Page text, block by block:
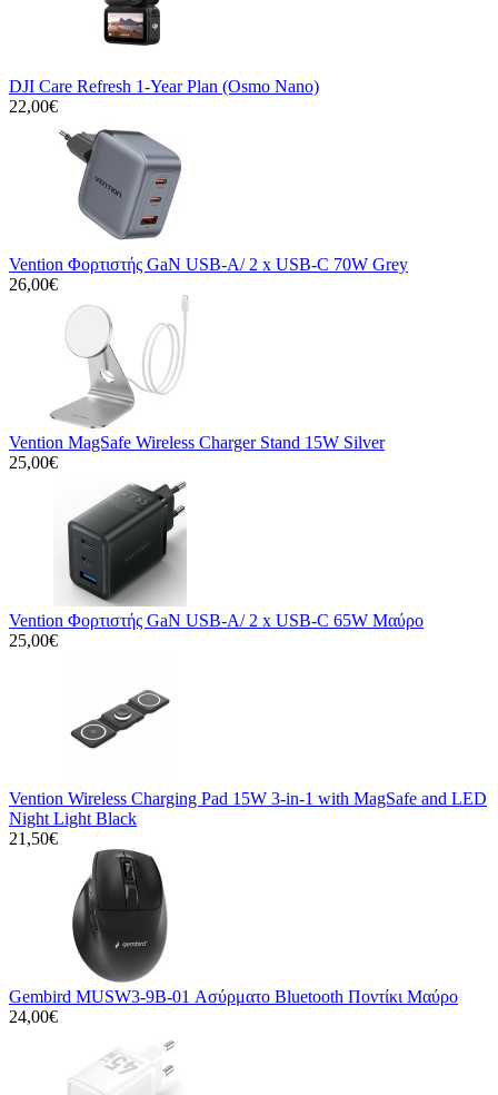
DJI Care Refresh 1-Year Plan (Osmo Nano)
22,00€
Vention Φορτιστής GaN USB-A/ 2 x USB-C 70W Grey
26,00€
Vention MagSafe Wireless Charger Stand 15W Silver
25,00€
Vention Φορτιστής GaN USB-A/ 2 x USB-C 65W Μαύρο
25,00€
Vention Wireless Charging Pad 15W 3-in-1 with MagSafe and LED
Night Light Black
21,50€
Gembird MUSW3-9B-01 Ασύρματο Bluetooth Ποντίκι Μαύρο
24,00€